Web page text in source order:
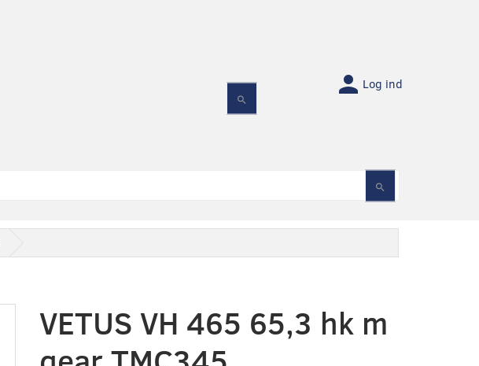
Log ind
VETUS VH 465 65,3 hk m